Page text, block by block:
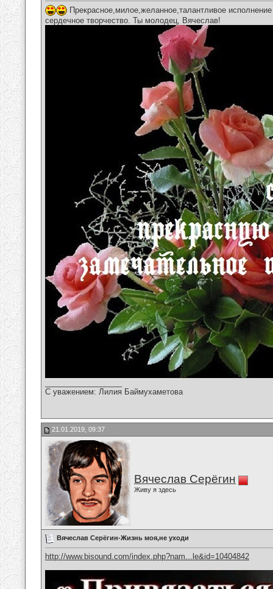
Прекрасное,милое,желанное,талантливое
сердечное творчество. Ты молодец, Вячеслав!
С уважением: Лилия Баймухаметова
21.01.2019, 09:37
Вячеслав Серёгин
Живу я здесь
Вячеслав Серёгин-Жизнь моя,не уходи
http://www.bisound.com/index.php?nam...le&id=10404842